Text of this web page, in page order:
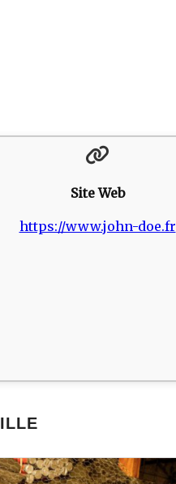
Site Web
https://www.john-doe.fr